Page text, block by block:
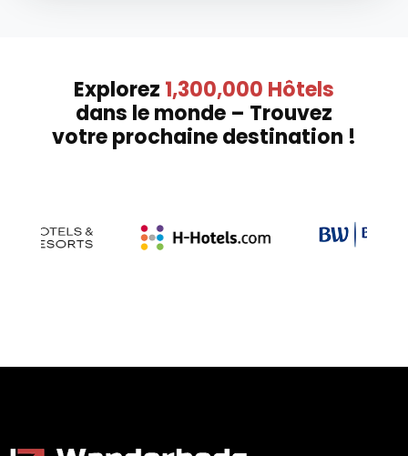
Explorez 1,300,000 Hôtels
dans le monde – Trouvez
votre prochaine destination !